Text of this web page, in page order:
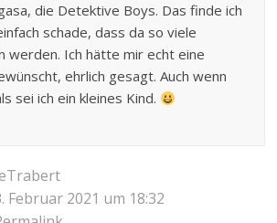
die Detektive Boys. Das finde ich
schade, dass da so viele
werden. Ich hätte mir echt eine
ehrlich gesagt. Auch wenn
sei ich ein kleines Kind.
Februar 2021 um 18:32